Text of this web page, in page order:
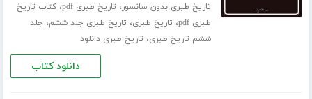
تاریخ طبری بدون سانسور، تاریخ طبری pdf ،کتاب تاریخ
طبری pdf
، تاریخ طبری، تاریخ طبری جلد ششم، جلد
ششم تاریخ طبری، تاریخ طبری دانلود
دانلود کتاب